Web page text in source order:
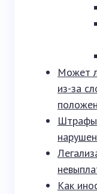
Может
из-за
Как